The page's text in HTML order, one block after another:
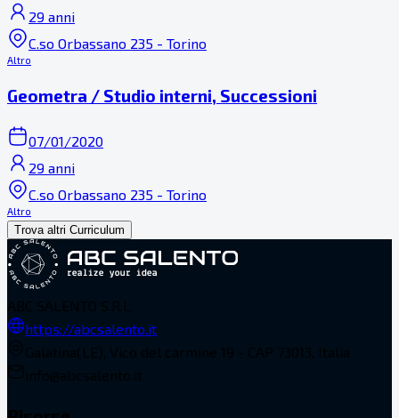
29 anni
C.so Orbassano 235 - Torino
Altro
Geometra / Studio interni, Successioni
07/01/2020
29 anni
C.so Orbassano 235 - Torino
Altro
Trova altri Curriculum
https://abcsalento.it